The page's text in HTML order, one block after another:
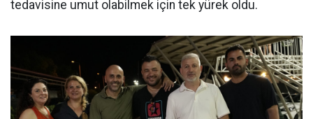
tedavisine umut olabilmek için tek yürek oldu.